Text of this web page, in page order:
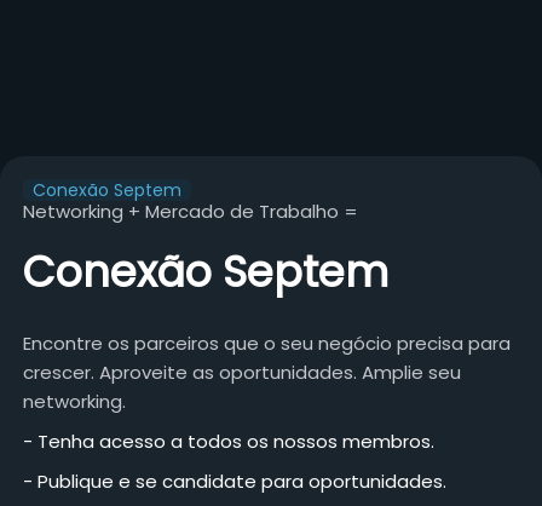
Conexão Septem
Networking + Mercado de Trabalho =
Conexão Septem
Encontre os parceiros que o seu negócio precisa para
crescer. Aproveite as oportunidades. Amplie seu
networking.
- Tenha acesso a todos os nossos membros.
- Publique e se candidate para oportunidades.